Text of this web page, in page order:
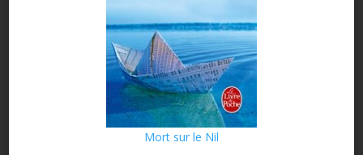
Mort sur le Nil